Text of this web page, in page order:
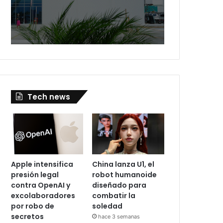
Tech news
Apple intensifica
presión legal
contra OpenAI y
excolaboradores
por robo de
secretos
China lanza U1, el
robot humanoide
diseñado para
combatir la
soledad
hace 3 semanas